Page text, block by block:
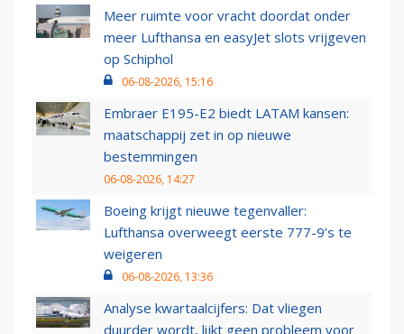
Meer ruimte voor vracht doordat onder
meer Lufthansa en easyJet slots vrijgeven
op Schiphol
06-08-2026, 15:16
Embraer E195-E2 biedt LATAM kansen:
maatschappij zet in op nieuwe
bestemmingen
06-08-2026, 14:27
Boeing krijgt nieuwe tegenvaller:
Lufthansa overweegt eerste 777-9’s te
weigeren
06-08-2026, 13:36
Analyse kwartaalcijfers: Dat vliegen
duurder wordt, lijkt geen probleem voor